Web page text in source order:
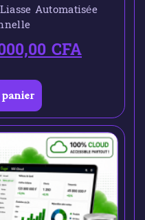
Automatisée
CFA
panier